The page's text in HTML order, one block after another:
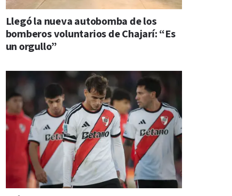
Llegó la nueva autobomba de los
bomberos voluntarios de Chajarí: “Es
un orgullo”